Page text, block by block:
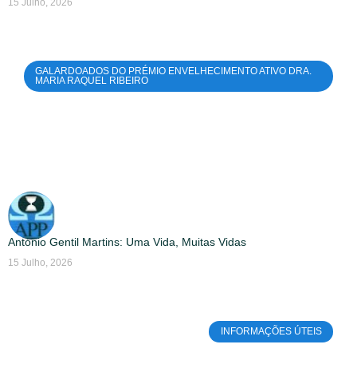
15 Julho, 2026
GALARDOADOS DO PRÉMIO ENVELHECIMENTO ATIVO DRA.
MARIA RAQUEL RIBEIRO
António Gentil Martins: Uma Vida, Muitas Vidas
15 Julho, 2026
INFORMAÇÕES ÚTEIS